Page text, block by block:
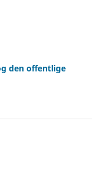
den offentlige